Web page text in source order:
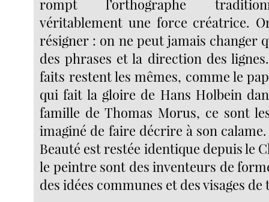
rompt l’orthographe
véritablement une force créatrice.
résigner : on ne peut jamais changer
des phrases et la direction des
faits restent les mêmes, comme le
qui fait la gloire de Hans Holbein
famille de Thomas Morus, ce sont
imaginé de faire décrire à son
Beauté est restée identique depuis le
le peintre sont des inventeurs de
des idées communes et des visages